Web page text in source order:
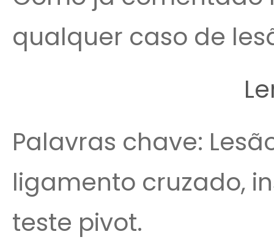
qualquer caso de
Palavras chave:
ligamento cruzado,
teste pivot.